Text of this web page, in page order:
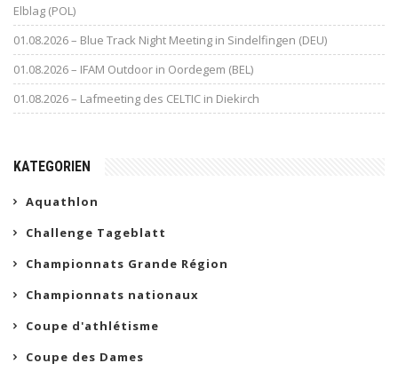
Elblag (POL)
01.08.2026 – Blue Track Night Meeting in Sindelfingen (DEU)
01.08.2026 – IFAM Outdoor in Oordegem (BEL)
01.08.2026 – Lafmeeting des CELTIC in Diekirch
KATEGORIEN
Aquathlon
Challenge Tageblatt
Championnats Grande Région
Championnats nationaux
Coupe d'athlétisme
Coupe des Dames